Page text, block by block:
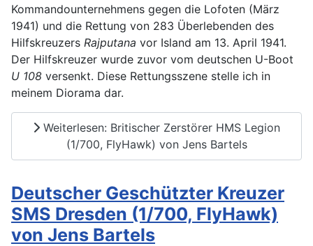
Kommandounternehmens gegen die Lofoten (März
1941) und die Rettung von 283 Überlebenden des
Hilfskreuzers Rajputana vor Island am 13. April 1941.
Der Hilfskreuzer wurde zuvor vom deutschen U-Boot
U 108 versenkt. Diese Rettungsszene stelle ich in
meinem Diorama dar.
Weiterlesen: Britischer Zerstörer HMS Legion
(1/700, FlyHawk) von Jens Bartels
Deutscher Geschützter Kreuzer
SMS Dresden (1/700, FlyHawk)
von Jens Bartels